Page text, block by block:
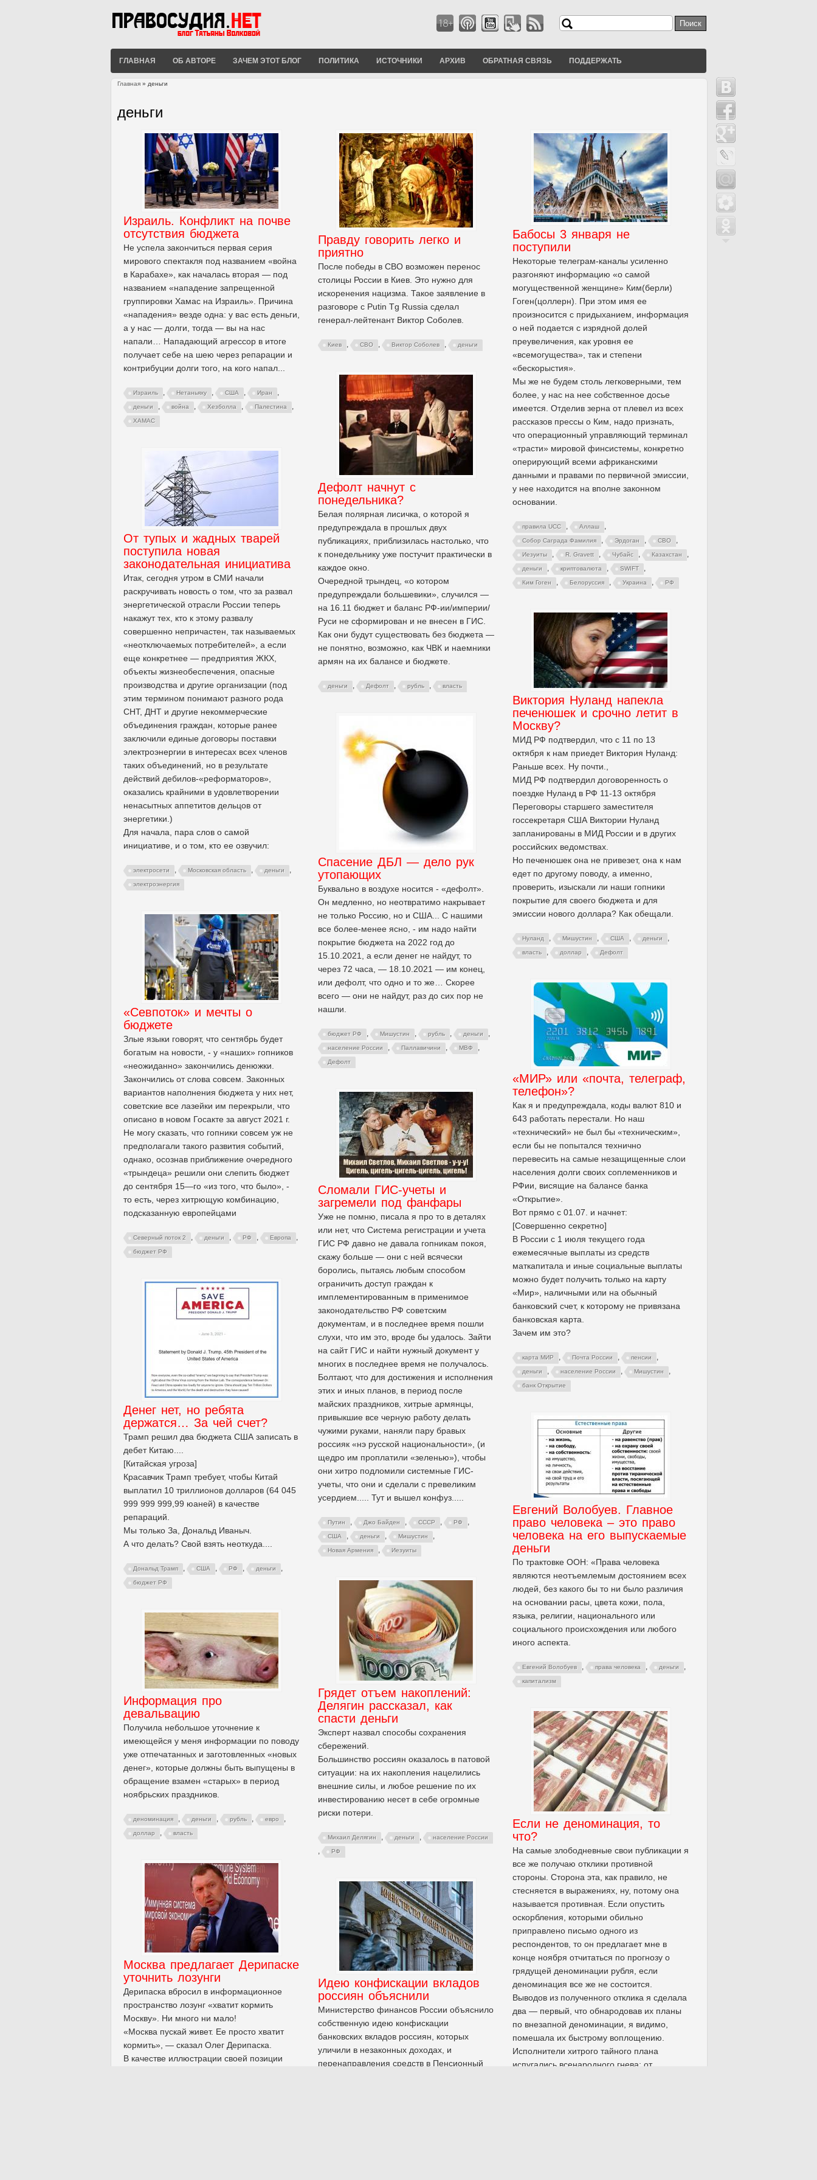
Форма поиска
Поиск
ГЛАВНАЯ ОБ АВТОРЕ ЗАЧЕМ ЭТОТ БЛОГ ПОЛИТИКА ИСТОЧНИКИ АРХИВ ОБРАТНАЯ СВЯЗЬ ПОДДЕРЖАТЬ
Главная » деньги
деньги
Израиль. Конфликт на почве
отсутствия бюджета
Не успела закончиться первая серия
мирового спектакля под названием «война
в Карабахе», как началась вторая — под
названием «нападение запрещенной
группировки Хамас на Израиль». Причина
«нападения» везде одна: у вас есть деньги,
а у нас — долги, тогда — вы на нас
напали… Нападающий агрессор в итоге
получает себе на шею через репарации и
контрибуции долги того, на кого напал...
Израиль , Нетаньяху , США , Иран ,
деньги , война , Хезболла , Палестина ,
ХАМАС
Правду говорить легко и
приятно
После победы в СВО возможен перенос
столицы России в Киев. Это нужно для
искоренения нацизма. Такое заявление в
разговоре с Putin Tg Russia сделал
генерал-лейтенант Виктор Соболев.
Киев , СВО , Виктор Соболев , деньги
Бабосы 3 января не
поступили
Некоторые телеграм-каналы усиленно
разгоняют информацию «о самой
могущественной женщине» Ким(берли)
Гоген(цоллерн). При этом имя ее
произносится с придыханием, информация
о ней подается с изрядной долей
преувеличения, как уровня ее
«всемогущества», так и степени
«бескорыстия».
Мы же не будем столь легковерными, тем
более, у нас на нее собственное досье
имеется. Отделив зерна от плевел из всех
рассказов прессы о Ким, надо признать,
что операционный управляющий терминал
«трасти» мировой финсистемы, конкретно
оперирующий всеми африканскими
данными и правами по первичной эмиссии,
у нее находится на вполне законном
основании.
правила UCC , Аллаш ,
Собор Саграда Фамилия , Эрдоган , СВО ,
Иезуиты , R. Gravett , Чубайс , Казахстан ,
деньги , криптовалюта , SWIFT ,
Ким Гоген , Белоруссия , Украина , РФ
Дефолт начнут с
понедельника?
Белая полярная лисичка, о которой я
предупреждала в прошлых двух
публикациях, приблизилась настолько, что
к понедельнику уже постучит практически в
каждое окно.
Очередной трындец, «о котором
предупреждали большевики», случился —
на 16.11 бюджет и баланс РФ-ии/империи/
Руси не сформирован и не внесен в ГИС.
Как они будут существовать без бюджета —
не понятно, возможно, как ЧВК и наемники
армян на их балансе и бюджете.
деньги , Дефолт , рубль , власть
От тупых и жадных тварей
поступила новая
законодательная инициатива
Итак, сегодня утром в СМИ начали
раскручивать новость о том, что за развал
энергетической отрасли России теперь
накажут тех, кто к этому развалу
совершенно непричастен, так называемых
«неотключаемых потребителей», а если
еще конкретнее — предприятия ЖКХ,
объекты жизнеобеспечения, опасные
производства и другие организации (под
этим термином понимают разного рода
СНТ, ДНТ и другие некоммерческие
объединения граждан, которые ранее
заключили единые договоры поставки
электроэнергии в интересах всех членов
таких объединений, но в результате
действий дебилов-«реформаторов»,
оказались крайними в удовлетворении
ненасытных аппетитов дельцов от
энергетики.)
Для начала, пара слов о самой
инициативе, и о том, кто ее озвучил:
электросети , Московская область , деньги ,
электроэнергия
Виктория Нуланд напекла
печенюшек и срочно летит в
Москву?
МИД РФ подтвердил, что с 11 по 13
октября к нам приедет Виктория Нуланд:
Раньше всех. Ну почти.,
МИД РФ подтвердил договоренность о
поездке Нуланд в РФ 11-13 октября
Переговоры старшего заместителя
госсекретаря США Виктории Нуланд
запланированы в МИД России и в других
российских ведомствах.
Но печенюшек она не привезет, она к нам
едет по другому поводу, а именно,
проверить, изыскали ли наши гопники
покрытие для своего бюджета и для
эмиссии нового доллара? Как обещали.
Нуланд , Мишустин , США , деньги ,
власть , доллар , Дефолт
Спасение ДБЛ — дело рук
утопающих
Буквально в воздухе носится - «дефолт».
Он медленно, но неотвратимо накрывает
не только Россию, но и США... С нашими
все более-менее ясно, - им надо найти
покрытие бюджета на 2022 год до
15.10.2021, а если денег не найдут, то
через 72 часа, — 18.10.2021 — им конец,
или дефолт, что одно и то же… Скорее
всего — они не найдут, раз до сих пор не
нашли.
бюджет РФ , Мишустин , рубль , деньги ,
население России , Паллавичини , МВФ ,
Дефолт
«Севпоток» и мечты о
бюджете
Злые языки говорят, что сентябрь будет
богатым на новости, - у «наших» гопников
«неожиданно» закончились денюжки.
Закончились от слова совсем. Законных
вариантов наполнения бюджета у них нет,
советские все лазейки им перекрыли, что
описано в новом Госакте за август 2021 г.
Не могу сказать, что гопники совсем уж не
предполагали такого развития событий,
однако, осознав приближение очередного
«трындеца» решили они слепить бюджет
до сентября 15—го «из того, что было», -
то есть, через хитрющую комбинацию,
подсказанную европейцами
Северный поток 2 , деньги , РФ , Европа ,
бюджет РФ
«МИР» или «почта, телеграф,
телефон»?
Как я и предупреждала, коды валют 810 и
643 работать перестали. Но наш
«технический» не был бы «техническим»,
если бы не попытался технично
перевесить на самые незащищенные слои
населения долги своих соплеменников и
РФии, висящие на балансе банка
«Открытие».
Вот прямо с 01.07. и начнет:
[Совершенно секретно]
В России с 1 июля текущего года
ежемесячные выплаты из средств
маткапитала и иные социальные выплаты
можно будет получить только на карту
«Мир», наличными или на обычный
банковский счет, к которому не привязана
банковская карта.
Зачем им это?
карта МИР , Почта России , пенсии ,
деньги , население России , Мишустин ,
банк Открытие
Сломали ГИС-учеты и
загремели под фанфары
Уже не помню, писала я про то в деталях
или нет, что Система регистрации и учета
ГИС РФ давно не давала гопникам покоя,
скажу больше — они с ней всячески
боролись, пытаясь любым способом
ограничить доступ граждан к
имплементированным в применимое
законодательство РФ советским
документам, и в последнее время пошли
слухи, что им это, вроде бы удалось. Зайти
на сайт ГИС и найти нужный документ у
многих в последнее время не получалось.
Болтают, что для достижения и исполнения
этих и иных планов, в период после
майских праздников, хитрые армянцы,
привыкшие все черную работу делать
чужими руками, наняли пару бравых
россияк «нэ русской национальности», (и
щедро им проплатили «зеленью»), чтобы
они хитро подломили системные ГИС-
учеты, что они и сделали с превеликим
усердием..... Тут и вышел конфуз.....
Путин , Джо Байден , СССР , РФ ,
США , деньги , Мишустин ,
Новая Армения , Иезуиты
Денег нет, но ребята
держатся… За чей счет?
Трамп решил два бюджета США записать в
дебет Китаю....
[Китайская угроза]
Красавчик Трамп требует, чтобы Китай
выплатил 10 триллионов долларов (64 045
999 999 999,99 юаней) в качестве
репараций.
Мы только За, Дональд Иваныч.
А что делать? Свой взять неоткуда....
Дональд Трамп , США , РФ , деньги ,
бюджет РФ
Евгений Волобуев. Главное
право человека – это право
человека на его выпускаемые
деньги
По трактовке ООН: «Права человека
являются неотъемлемым достоянием всех
людей, без какого бы то ни было различия
на основании расы, цвета кожи, пола,
языка, религии, национального или
социального происхождения или любого
иного аспекта.
Евгений Волобуев , права человека , деньги ,
капитализм
Грядет отъем накоплений:
Делягин рассказал, как
спасти деньги
Эксперт назвал способы сохранения
сбережений.
Большинство россиян оказалось в патовой
ситуации: на их накопления нацелились
внешние силы, и любое решение по их
инвестированию несет в себе огромные
риски потери.
Михаил Делягин , деньги , население России
, РФ
Информация про
девальвацию
Получила небольшое уточнение к
имеющейся у меня информации по поводу
уже отпечатанных и заготовленных «новых
денег», которые должны быть выпущены в
обращение взамен «старых» в период
ноябрьских праздников.
деноминация , деньги , рубль , евро ,
доллар , власть
Если не деноминация, то
что?
На самые злободневные свои публикации я
все же получаю отклики противной
стороны. Сторона эта, как правило, не
стесняется в выражениях, ну, потому она
называется противная. Если опустить
оскорбления, которыми обильно
приправлено письмо одного из
респондентов, то он предлагает мне в
конце ноября отчитаться по прогнозу о
грядущей деноминации рубля, если
деноминация все же не состоится.
Выводов из полученного отклика я сделала
два — первый, что обнародовав их планы
по внезапной деноминации, я видимо,
помешала их быстрому воплощению.
Исполнители хитрого тайного плана
испугались всенародного гнева: от
Москва предлагает Дерипаске
уточнить лозунги
Дерипаска вбросил в информационное
пространство лозунг «хватит кормить
Москву». Ни много ни мало!
«Москва пускай живет. Ее просто хватит
кормить», — сказал Олег Дерипаска.
В качестве иллюстрации своей позиции
Идею конфискации вкладов
россиян объяснили
Министерство финансов России объяснило
собственную идею конфискации
банковских вкладов россиян, которых
уличили в незаконных доходах, и
перенаправления средств в Пенсионный